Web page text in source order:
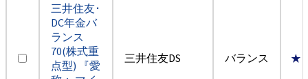
三井住友･
DC年金バ
ランス
70(株式重
点型) 『愛
三井住友DS バランス